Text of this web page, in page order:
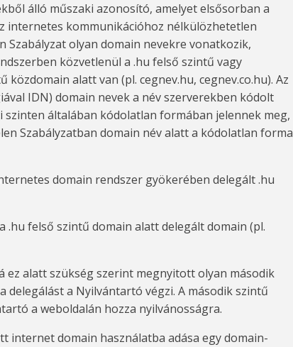
álló műszaki azonosító, amelyet elsősorban a
internetes kommunikációhoz nélkülözhetetlen
Szabályzat olyan domain nevekre vonatkozik,
közvetlenül a .hu felső szintű vagy
alatt van (pl. cegnev.hu, cegnev.co.hu). Az
IDN) domain nevek a név szerverekben kódolt
általában kódolatlan formában jelennek meg,
Szabályzatban domain név alatt a kódolatlan forma
domain rendszer gyökerében delegált .hu
.hu felső szintű domain alatt delegált domain (pl.
ez alatt szükség szerint megnyitott olyan második
delegálást a Nyilvántartó végzi. A második szintű
a weboldalán hozza nyilvánosságra.
internet domain használatba adása egy domain-